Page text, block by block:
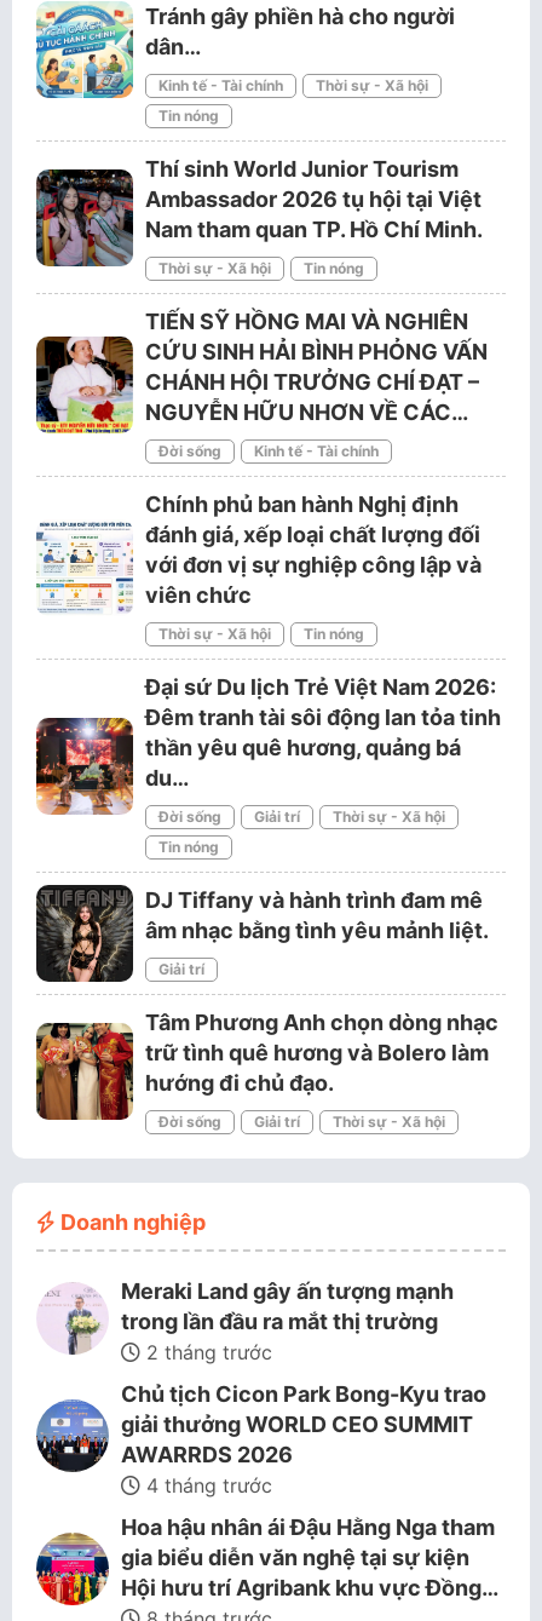
Tránh gây phiền hà cho người
dân…
Kinh tế - Tài chính
Thời sự - Xã hội
Tin nóng
Thí sinh World Junior Tourism
Ambassador 2026 tụ hội tại Việt
Nam tham quan TP. Hồ Chí Minh.
Thời sự - Xã hội Tin nóng
TIẾN SỸ HỒNG MAI VÀ NGHIÊN
CỨU SINH HẢI BÌNH PHỎNG VẤN
CHÁNH HỘI TRƯỞNG CHÍ ĐẠT –
NGUYỄN HỮU NHƠN VỀ CÁC…
Đời sống Kinh tế - Tài chính
Chính phủ ban hành Nghị định
đánh giá, xếp loại chất lượng đối
với đơn vị sự nghiệp công lập và
viên chức
Thời sự - Xã hội Tin nóng
Đại sứ Du lịch Trẻ Việt Nam 2026:
Đêm tranh tài sôi động lan tỏa tinh
thần yêu quê hương, quảng bá
du…
Đời sống Giải trí
Thời sự - Xã hội
Tin nóng
DJ Tiffany và hành trình đam mê
âm nhạc bằng tình yêu mảnh liệt.
Giải trí
Tâm Phương Anh chọn dòng nhạc
trữ tình quê hương và Bolero làm
hướng đi chủ đạo.
Đời sống Giải trí Thời sự - Xã hội
Doanh nghiệp
Meraki Land gây ấn tượng mạnh
trong lần đầu ra mắt thị trường
2 tháng trước
Chủ tịch Cicon Park Bong-Kyu trao
giải thưởng WORLD CEO SUMMIT
AWARRDS 2026
4 tháng trước
Hoa hậu nhân ái Đậu Hằng Nga tham
gia biểu diễn văn nghệ tại sự kiện
Hội hưu trí Agribank khu vực Đồng…